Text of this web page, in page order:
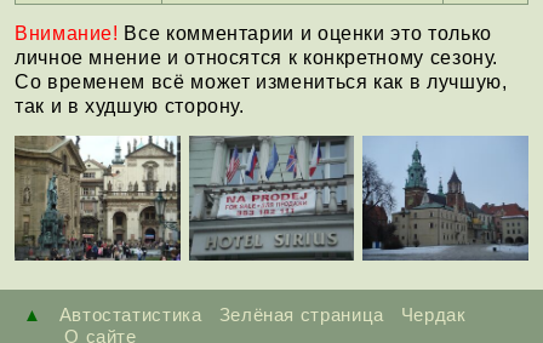
Внимание! Все комментарии и оценки это только
личное мнение и относятся к конкретному сезону.
Со временем всё может измениться как в лучшую,
так и в худшую сторону.
▲ Автостатистика Зелёная страница
Чердак
О сайте